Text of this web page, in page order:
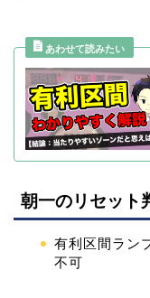
朝一のリセット
有利区間ラン
不可